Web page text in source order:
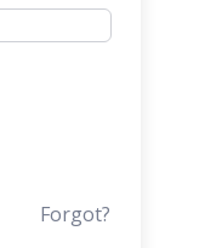
Forgot?